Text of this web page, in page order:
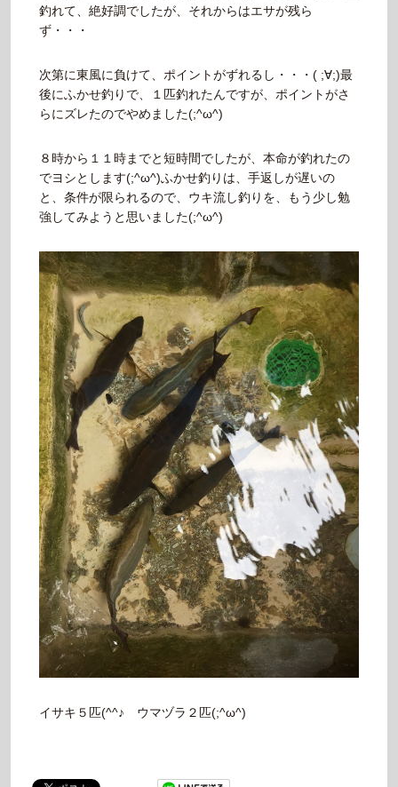
釣れて、絶好調でしたが、それからはエサが残ら
ず・・・
次第に東風に負けて、ポイントがずれるし・・・( ;∀;)最
後にふかせ釣りで、１匹釣れたんですが、ポイントがさ
らにズレたのでやめました(;^ω^)
８時から１１時までと短時間でしたが、本命が釣れたの
でヨシとします(;^ω^)ふかせ釣りは、手返しが遅いの
と、条件が限られるので、ウキ流し釣りを、もう少し勉
強してみようと思いました(;^ω^)
イサキ５匹(^^♪ ウマヅラ２匹(;^ω^)